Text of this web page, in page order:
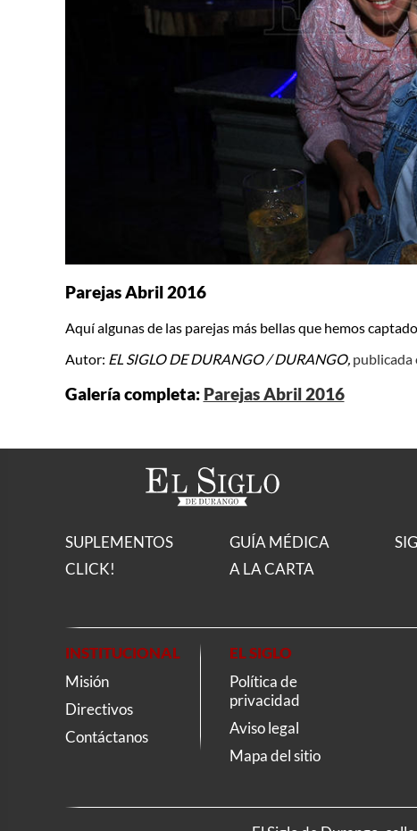
Parejas Abril 2016
Aquí algunas de las parejas más bellas que hemos
Autor: EL SIGLO DE DURANGO / DURANGO, publicada
Galería completa: Parejas Abril 2016
SUPLEMENTOS
CLICK!
GUÍA MÉDICA
A LA CARTA
INSTITUCIONAL
Misión
Directivos
Contáctanos
EL SIGLO
Política de
privacidad
Aviso legal
Mapa del sitio